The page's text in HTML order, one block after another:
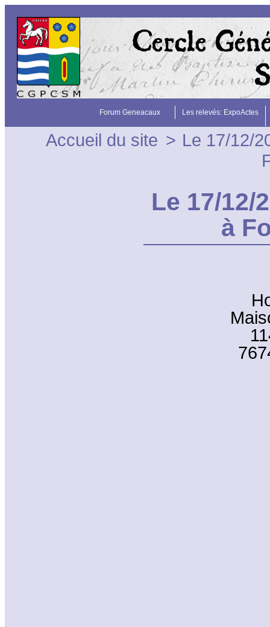
Forum Geneacaux Les relevés: ExpoActes
Accueil du site > Le 17/12/
Le 17/12/
à